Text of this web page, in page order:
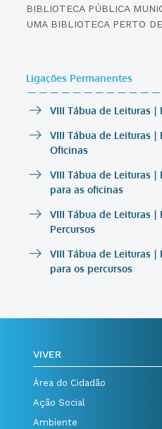
BIBLIOTECA PÚBLICA
UMA BIBLIOTECA PERTO
Ligações Permanentes
VIII Tábua de Leituras |
VIII Tábua de Leituras |
Oficinas
VIII Tábua de Leituras |
para as oficinas
VIII Tábua de Leituras |
Percursos
VIII Tábua de Leituras |
para os percursos
VIVER
Área do Cidadão
Ação Social
Ambiente